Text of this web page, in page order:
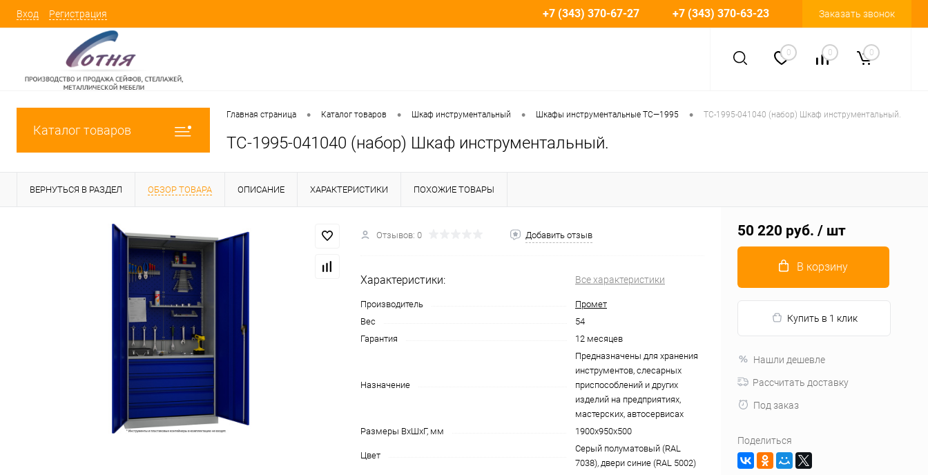
Вход Регистрация +7 (343) 370-67-27 +7 (343) 370-63-23 Заказать звонок
0 0 0
Каталог товаров
Главная страница • Каталог товаров • Шкаф инструментальный • Шкафы инструментальные TC—1995 • TC-1995-041040 (набор) Шкаф инструментальный.
TC-1995-041040 (набор) Шкаф инструментальный.
ВЕРНУТЬСЯ В РАЗДЕЛ ОБЗОР ТОВАРА ОПИСАНИЕ ХАРАКТЕРИСТИКИ ПОХОЖИЕ ТОВАРЫ
Отзывов: 0 Добавить отзыв
Характеристики: Все характеристики
Производитель
Промет
Вес
54
Гарантия
12 месяцев
Назначение
Предназначены для хранения
инструментов, слесарных
приспособлений и других
изделий на предприятиях,
мастерских, автосервисах
Размеры ВхШхГ, мм
1900x950x500
Цвет
Cерый полуматовый (RAL
7038), двери синие (RAL 5002)
50 220 руб. / шт
В корзину
Купить в 1 клик
Нашли дешевле
Рассчитать доставку
Под заказ
Поделиться